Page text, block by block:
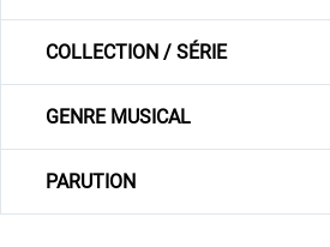
COLLECTION / SÉRIE
GENRE MUSICAL
PARUTION